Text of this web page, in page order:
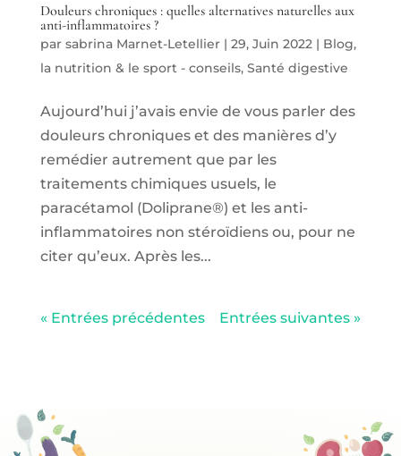
Douleurs chroniques : quelles alternatives naturelles aux
anti-inflammatoires ?
par sabrina Marnet-Letellier| 29, Juin 2022| Blog,
la nutrition & le sport - conseils, Santé digestive
Aujourd’hui j’avais envie de vous parler des
douleurs chroniques et des manières d’y
remédier autrement que par les
traitements chimiques usuels, le
paracétamol (Doliprane®) et les anti-
inflammatoires non stéroïdiens ou, pour ne
citer qu’eux. Après les...
« Entrées précédentes Entrées suivantes »